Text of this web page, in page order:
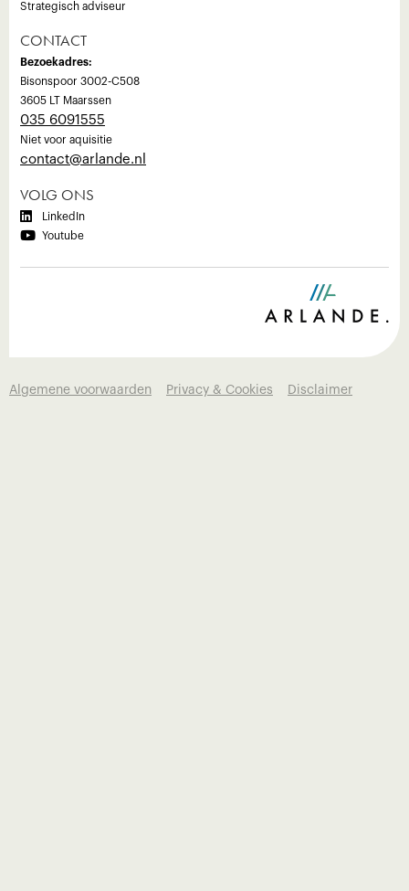
Strategisch adviseur
CONTACT
Bezoekadres:
Bisonspoor 3002-C508
3605 LT Maarssen
035 6091555
Niet voor aquisitie
‍contact@arlande.nl
VOLG ONS
 LinkedIn
 Youtube
Algemene voorwaarden Privacy & Cookies Disclaimer